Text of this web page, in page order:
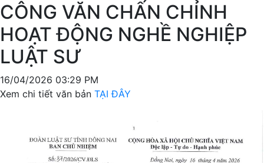
CÔNG VĂN CHẤN CHỈNH
HOẠT ĐỘNG NGHỀ NGHIỆP
LUẬT SƯ
16/04/2026 03:29 PM
Xem chi tiết văn bản TẠI ĐÂY